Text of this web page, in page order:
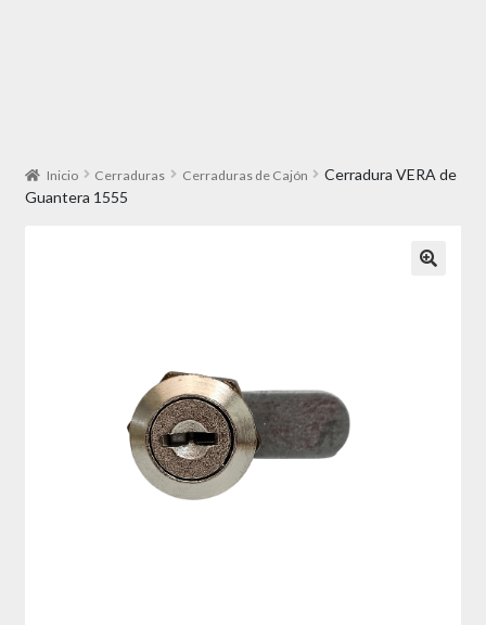
Inicio Cerraduras Cerraduras de Cajón
Cerradura VERA de
Guantera 1555